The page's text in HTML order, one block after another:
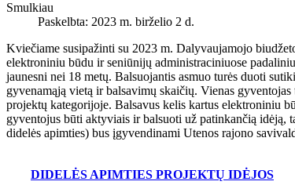
Smulkiau
Paskelbta: 2023 m. birželio 2 d.
Kviečiame susipažinti su 2023 m. Dalyvaujamojo
elektroniniu būdu ir seniūnijų administraciniuose
jaunesni nei 18 metų. Balsuojantis asmuo turės duoti
gyvenamąją vietą ir balsavimų skaičių. Vienas
projektų kategorijoje. Balsavus kelis kartus elektroniniu
gyventojus būti aktyviais ir balsuoti už patinkančią idėją,
didelės apimties) bus įgyvendinami Utenos rajono
DIDELĖS APIMTIES PROJEKTŲ IDĖJOS